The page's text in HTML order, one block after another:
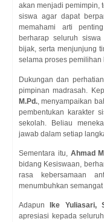
akan menjadi pemimpin,
siswa agar dapat
memahami arti
berharap seluruh
bijak, serta menjunjung
selama proses pemilihan
Dukungan dan
pimpinan madrasah.
M.Pd. , menyampaikan
pembentukan karakter
sekolah. Beliau
jawab dalam setiap
Sementara itu, Ahmad
bidang Kesiswaan,
rasa kebersamaan
menumbuhkan
Adapun Ike Yuliasari,
apresiasi kepada